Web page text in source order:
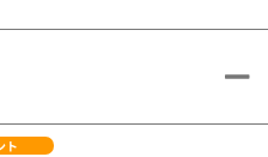
ト